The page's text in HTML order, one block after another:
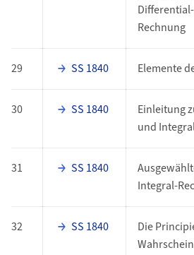
Rechnung
29 SS 1840 Elemente
30 SS 1840
Einleitung
und
31 SS 1840
Integral-
32 SS 1840
Die